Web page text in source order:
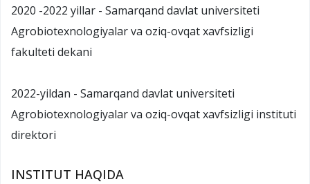
2020 -2022 yillar - Samarqand davlat universiteti
Agrobiotexnologiyalar va oziq-ovqat xavfsizligi
fakulteti dekani
2022-yildan - Samarqand davlat universiteti
Agrobiotexnologiyalar va oziq-ovqat xavfsizligi instituti
direktori
INSTITUT HAQIDA